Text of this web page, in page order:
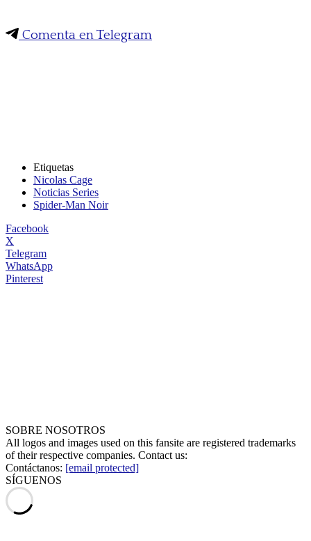
Comenta en Telegram
Etiquetas
Nicolas Cage
Noticias Series
Spider-Man Noir
Facebook
X
Telegram
WhatsApp
Pinterest
SOBRE NOSOTROS
All logos and images used on this fansite are registered trademarks
of their respective companies. Contact us:
Contáctanos: [email protected]
SÍGUENOS